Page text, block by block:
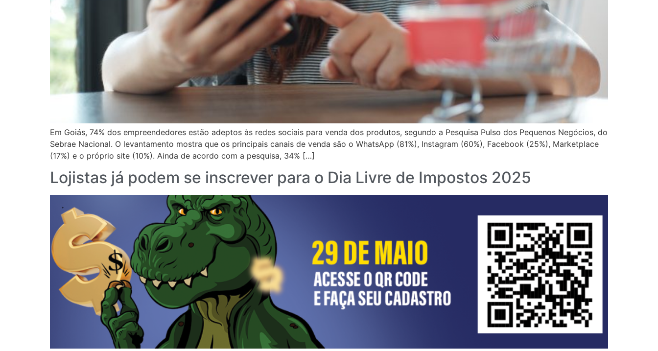
Em Goiás, 74% dos empreendedores estão adeptos às redes sociais para venda dos produtos, segundo a Pesquisa Pulso dos Pequenos Negócios, do
Sebrae Nacional. O levantamento mostra que os principais canais de venda são o WhatsApp (81%), Instagram (60%), Facebook (25%), Marketplace
(17%) e o próprio site (10%). Ainda de acordo com a pesquisa, 34% […]
Lojistas já podem se inscrever para o Dia Livre de Impostos 2025